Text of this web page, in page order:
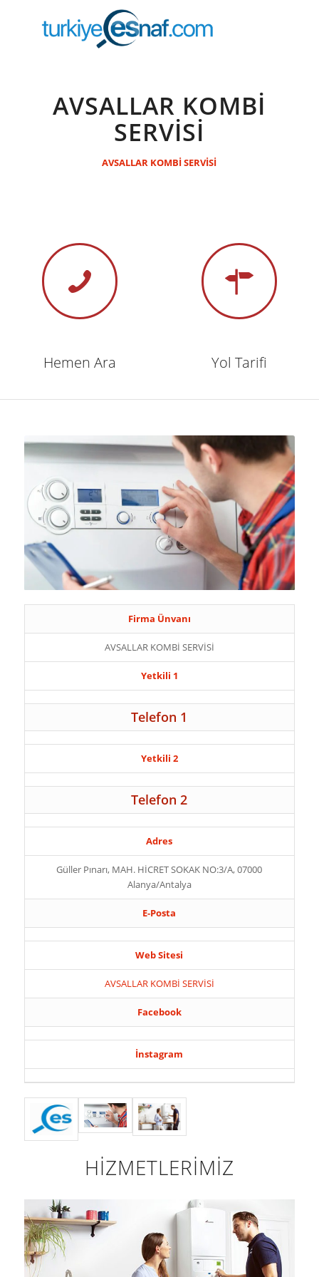
AVSALLAR KOMBİ
SERVİSİ
AVSALLAR KOMBİ SERVİSİ
Hemen Ara Yol Tarifi
Firma Ünvanı
AVSALLAR KOMBİ SERVİSİ
Yetkili 1
Telefon 1
Yetkili 2
Telefon 2
Adres
Güller Pınarı, MAH. HİCRET SOKAK NO:3/A, 07000
Alanya/Antalya
E-Posta
Web Sitesi
AVSALLAR KOMBİ SERVİSİ
Facebook
İnstagram
HİZMETLERİMİZ